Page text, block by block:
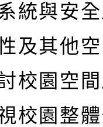
統與安
及其他
校園空
校園整